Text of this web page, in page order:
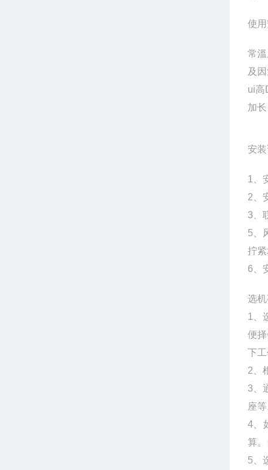
使
常
及
ui高
加
安
1、
2、
3、
5、
拧
6、
选
1、
便
下
2、
3、
座
4、
算
5、